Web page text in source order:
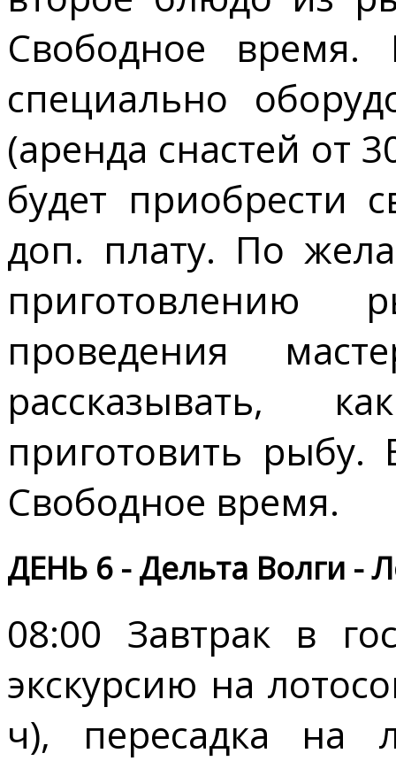
Свободное время.
специально
(аренда снастей от
будет приобрести
доп. плату. По
проведения
рассказывать,
приготовить рыбу.
Свободное время.
ДЕНЬ 6 - Дельта Волги -
08:00 Завтрак в
экскурсию на
ч), пересадка на